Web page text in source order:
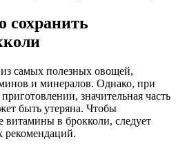
сохранить
самых полезных овощей,
и минералов. Однако, при
значительная часть
быть утеряна. Чтобы
витамины в брокколи, следует
рекомендаций.